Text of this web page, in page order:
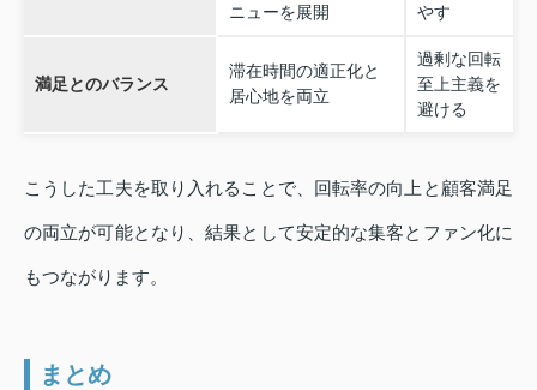
ニューを展開
やす
満足とのバランス
滞在時間の適正化と
居心地を両立
過剰な回転
至上主義を
避ける
こうした工夫を取り入れることで、回転率の向上と顧客満足
の両立が可能となり、結果として安定的な集客とファン化に
もつながります。
まとめ